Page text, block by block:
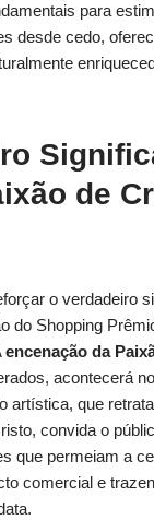
para
desde cedo,
de
o verdadeiro
do Shopping
encenação da
acontecerá
artística, que
convida o
que permeiam a
comercial e